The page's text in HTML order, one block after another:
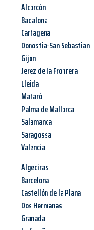
Alcorcón
Badalona
Cartagena
Donostia-San Sebastian
Gijón
Jerez de la Frontera
Lleida
Mataró
Palma de Mallorca
Salamanca
Saragossa
Valencia
Algeciras
Barcelona
Castellón de la Plana
Dos Hermanas
Granada